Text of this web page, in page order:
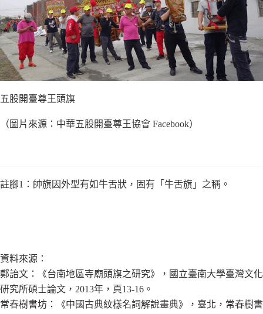
五股開臺尊王頭旗
（圖片來源：中華五股開臺尊王協會 Facebook）
註腳1：帥旗因外型有如牛舌狀，固有「牛舌旗」之稱。
資料來源：
鄭詒文：《台南地區寺廟頭旗之研究》，國立臺南大學臺灣文化
研究所碩士論文，2013年，頁13-16。
常春樹書坊：《中國古典紋樣名詞解說畫典》，臺北，常春樹書